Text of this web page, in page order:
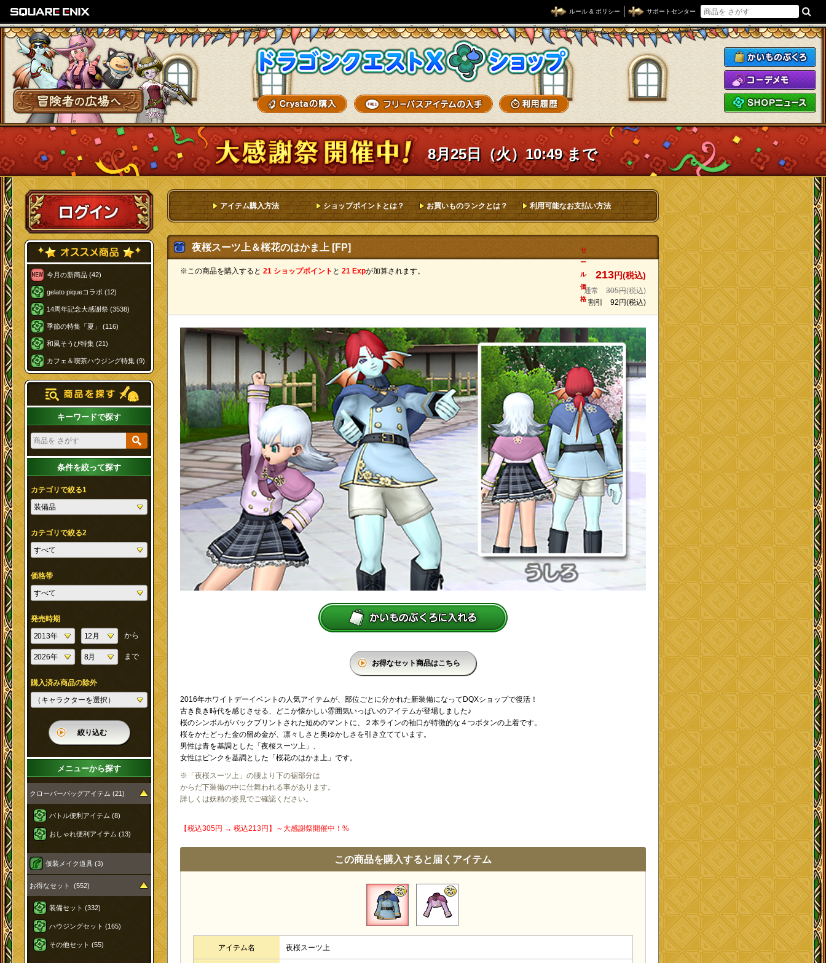
ルール & ポリシー サポートセンター
冒険者の広場へ
ドラゴンクエストXショップ
8月25日（火）10:49 まで
ログイン
今月の新商品 (42)
gelato piqueコラボ (12)
14周年記念大感謝祭 (3538)
季節の特集「夏」 (116)
和風そうび特集 (21)
カフェ＆喫茶ハウジング特集 (9)
キーワードで探す
条件を絞って探す
カテゴリで絞る1
カテゴリで絞る2
価格帯
発売時期
から
まで
購入済み商品の除外
絞り込む
メニューから探す
クローバーバッグアイテム (21)
バトル便利アイテム (8)
おしゃれ便利アイテム (13)
仮装メイク道具 (3)
お得なセット (552)
装備セット (332)
ハウジングセット (165)
その他セット (55)
アイテム購入方法 ショップポイントとは？ お買いものランクとは？ 利用可能なお支払い方法
夜桜スーツ上＆桜花のはかま上 [FP]
※この商品を購入すると 21 ショップポイント と 21 Expが加算されます。
セ
ー
ル
価
格
213円(税込)
通常 305円(税込)
割引 92円(税込)
お得なセット商品はこちら
2016年ホワイトデーイベントの人気アイテムが、部位ごとに分かれた新装備になってDQXショップで復活！
古き良き時代を感じさせる、どこか懐かしい雰囲気いっぱいのアイテムが登場しました♪
桜のシンボルがバックプリントされた短めのマントに、２本ラインの袖口が特徴的な４つボタンの上着です。
桜をかたどった金の留め金が、凛々しさと奥ゆかしさを引き立てています。
男性は青を基調とした「夜桜スーツ上」、
女性はピンクを基調とした「桜花のはかま上」です。
※「夜桜スーツ上」の腰より下の裾部分は
からだ下装備の中に仕舞われる事があります。
詳しくは妖精の姿見でご確認ください。
【税込305円 → 税込213円】～大感謝祭開催中！%
この商品を購入すると届くアイテム
アイテム名 夜桜スーツ上